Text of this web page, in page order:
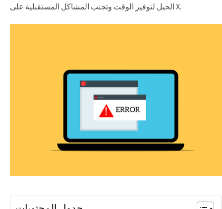
الحيل لتوفير الوقت وتجنب المشاكل المستقبلية على X.